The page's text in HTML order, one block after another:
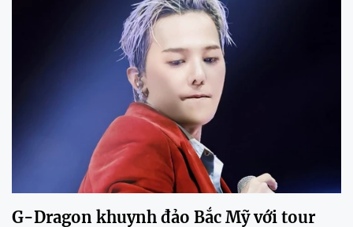
G-Dragon khuynh đảo Bắc Mỹ với tour